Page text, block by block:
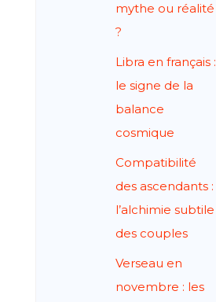
mythe ou réalité
?
Libra en français :
le signe de la
balance
cosmique
Compatibilité
des ascendants :
l’alchimie subtile
des couples
Verseau en
novembre : les